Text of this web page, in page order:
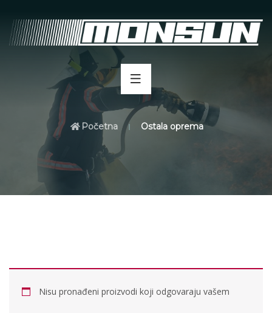
Početna Ostala oprema
Nisu pronađeni proizvodi koji odgovaraju vašem